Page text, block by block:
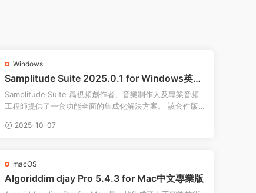
Windows
Samplitude Suite 2025.0.1 for Windows英文
多語言版
Samplitude Suite 爲視頻創作者、音樂制作人及專業音頻
工程師提供了一套功能全面的集成化解決方案。 該套件版
2025-10-07
macOS
Algoriddim djay Pro 5.4.3 for Mac中文專業版